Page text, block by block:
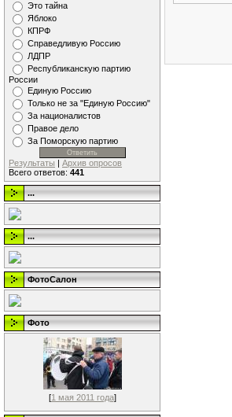
Это тайна
Яблоко
КПРФ
Справедливую Россию
ЛДПР
Республиканскую партию
России
Единую Россию
Только не за "Единую Россию"
За националистов
Правое дело
За Поморскую партию
Результаты | Архив опросов
Всего ответов: 441
...
...
ФотоСалон
Фото
[1 мая 2011 года]